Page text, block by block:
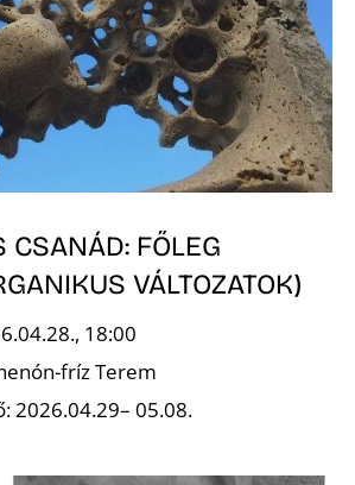
CSANÁD: FŐLEG
VÁLTOZATOK)
18:00
fríz Terem
2026.04.29– 05.08.